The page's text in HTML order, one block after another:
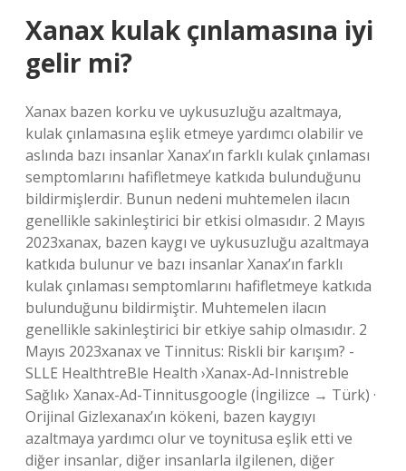
Xanax kulak çınlamasına iyi
gelir mi?
Xanax bazen korku ve uykusuzluğu azaltmaya,
kulak çınlamasına eşlik etmeye yardımcı olabilir ve
aslında bazı insanlar Xanax’ın farklı kulak çınlaması
semptomlarını hafifletmeye katkıda bulunduğunu
bildirmişlerdir. Bunun nedeni muhtemelen ilacın
genellikle sakinleştirici bir etkisi olmasıdır. 2 Mayıs
2023xanax, bazen kaygı ve uykusuzluğu azaltmaya
katkıda bulunur ve bazı insanlar Xanax’ın farklı
kulak çınlaması semptomlarını hafifletmeye katkıda
bulunduğunu bildirmiştir. Muhtemelen ilacın
genellikle sakinleştirici bir etkiye sahip olmasıdır. 2
Mayıs 2023xanax ve Tinnitus: Riskli bir karışım? -
SLLE HealthtreBle Health ›Xanax-Ad-Innistreble
Sağlık› Xanax-Ad-Tinnitusgoogle (İngilizce → Türk) ·
Orijinal Gizlexanax’ın kökeni, bazen kaygıyı
azaltmaya yardımcı olur ve toynitusa eşlik etti ve
diğer insanlar, diğer insanlarla ilgilenen, diğer